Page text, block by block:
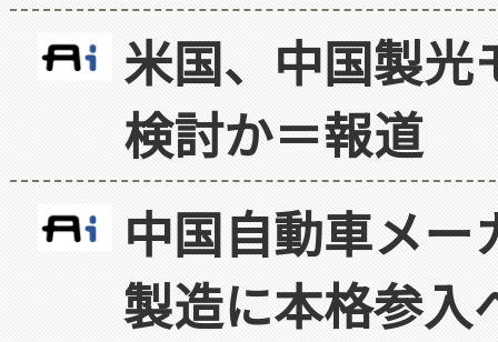
米国、中国製光
検討か＝報道
中国自動車メ
製造に本格参入